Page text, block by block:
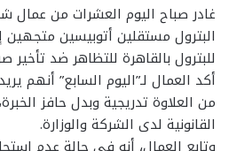
غادر صباح اليوم العشرات من عمال
البترول مستقلين أتوبيسين متجهين
للبترول بالقاهرة للتظاهر ضد تأخير
من العلاوة تدريجية وبدل حافز
القانونية لدى الشركة والوزارة.